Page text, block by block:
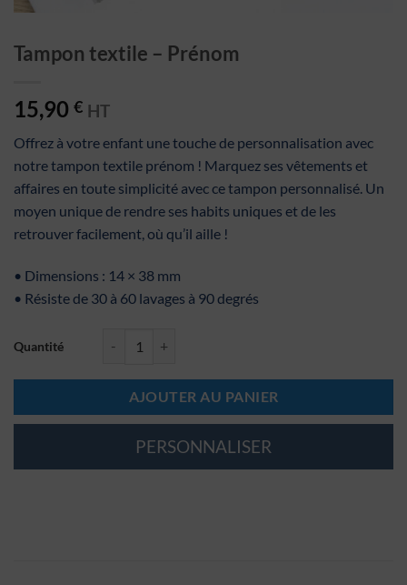
Tampon textile – Prénom
15,90 € HT
Offrez à votre enfant une touche de personnalisation avec
notre tampon textile prénom ! Marquez ses vêtements et
affaires en toute simplicité avec ce tampon personnalisé. Un
moyen unique de rendre ses habits uniques et de les
retrouver facilement, où qu’il aille !
• Dimensions : 14 × 38 mm
• Résiste de 30 à 60 lavages à 90 degrés
quantité de Tampon textile - Prénom
AJOUTER AU PANIER
PERSONNALISER